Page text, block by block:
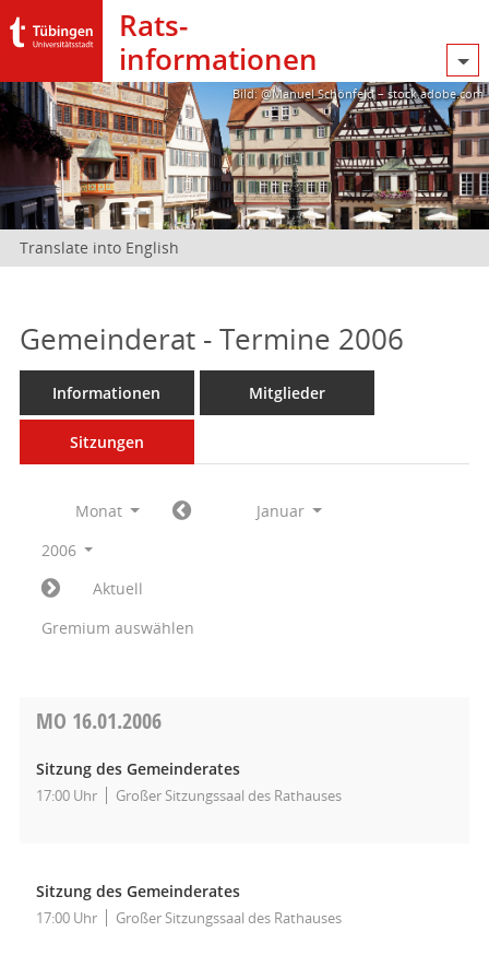
Rats­
informationen
Bild: @Manuel Schönfeld – stock.adobe.com
Translate into English
Gemeinderat - Termine 2006
Informationen Mitglieder
Sitzungen
Monat
Januar
2006
Aktuell
Gremium auswählen
MO 16.01.2006
Sitzung des Gemeinderates
17:00 Uhr Großer Sitzungssaal des Rathauses
Sitzung des Gemeinderates
17:00 Uhr Großer Sitzungssaal des Rathauses